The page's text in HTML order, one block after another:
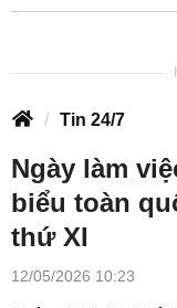
Tin 24/7
Ngày làm
biểu toàn
thứ XI
12/05/2026 10:23